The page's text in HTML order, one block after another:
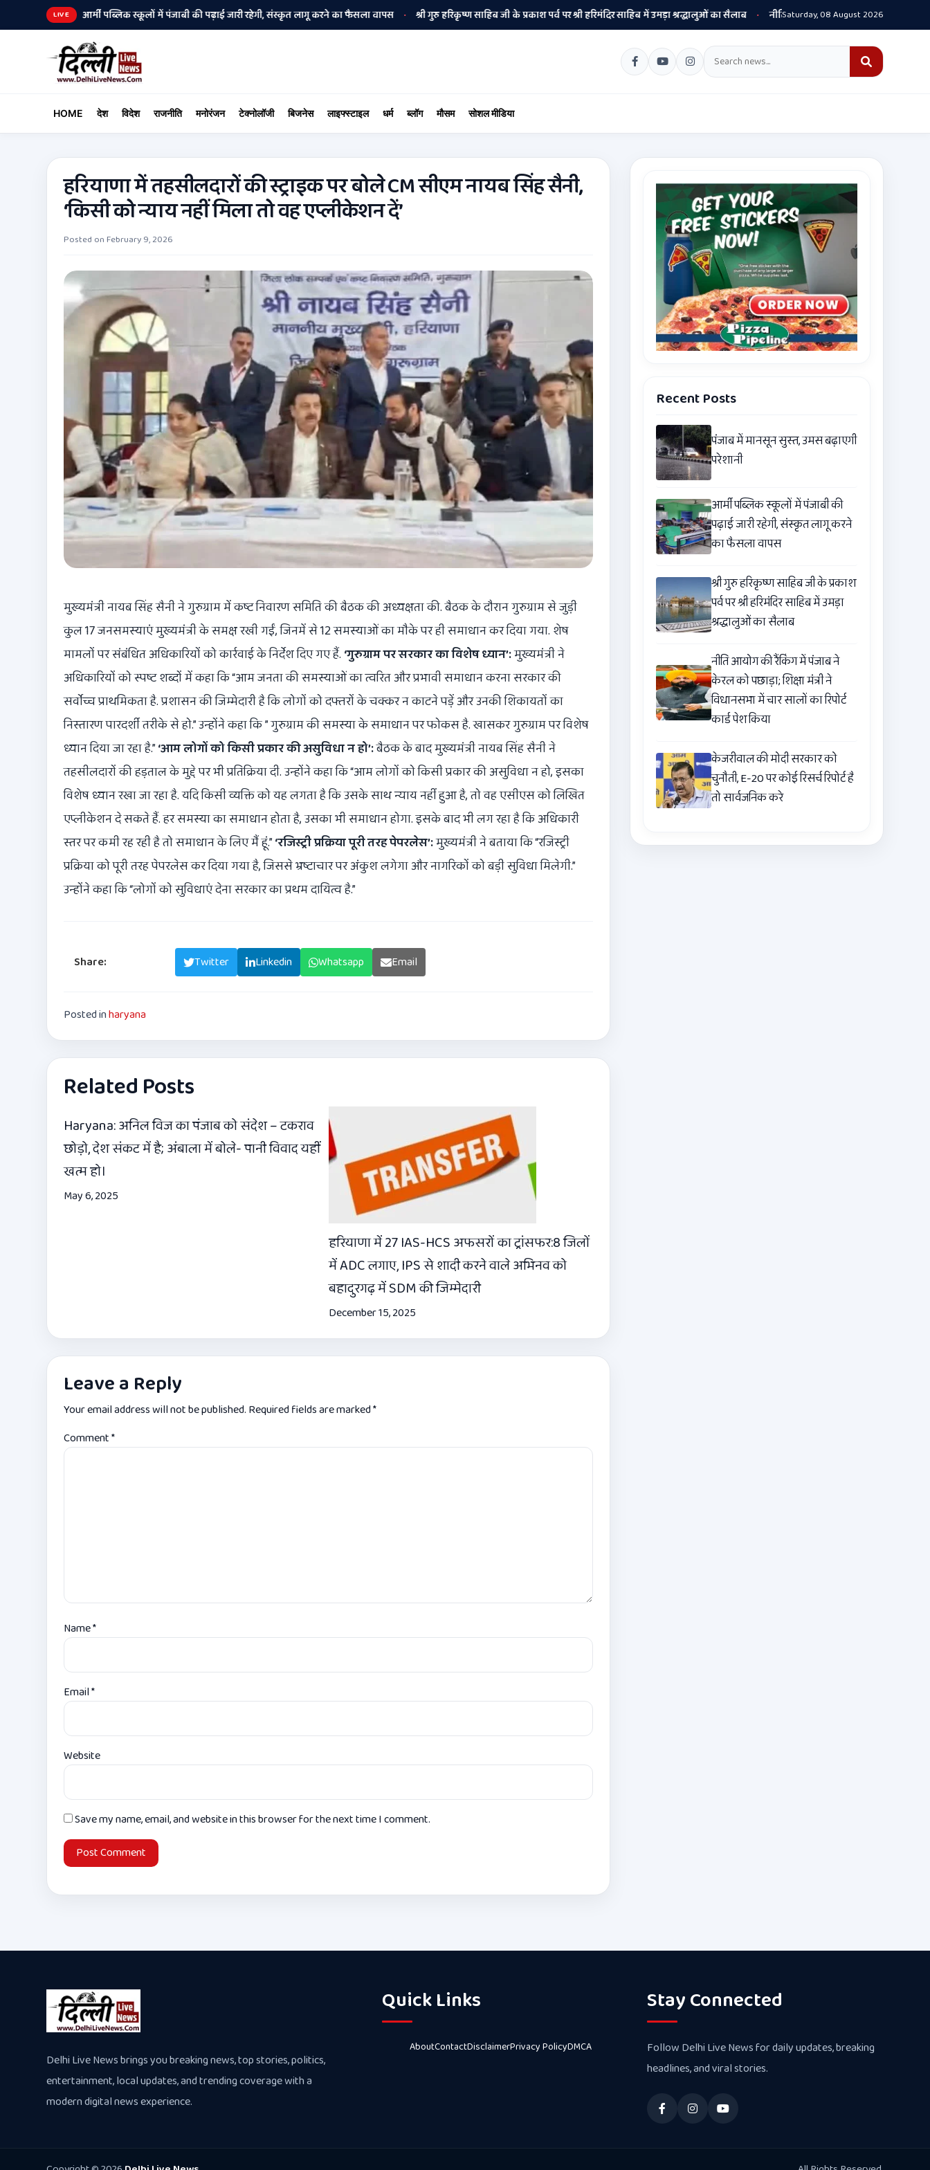
LIVE
आर्मी पब्लिक स्कूलों में पंजाबी की पढ़ाई जारी रहेगी, संस्कृत लागू करने का फैसला वापस • श्री गुरु हरिकृष्ण साहिब जी के प्रकाश पर्व पर श्री हरिमंदिर साहिब में उमड़ा श्रद्धालुओं का सैलाब • नीति आयोग की रैंकिंग में पंजाब ने केरल को पछाड़ा;
Saturday, 08 August 2026
HOME देश विदेश राजनीति मनोरंजन टेक्नोलॉजी बिजनेस लाइफ्स्टाइल धर्म ब्लॉग मौसम सोशल मीडिया
हरियाणा में तहसीलदारों की स्ट्राइक पर बोले CM सीएम नायब सिंह सैनी,
‘किसी को न्याय नहीं मिला तो वह एप्लीकेशन दें’
Posted onFebruary 9, 2026
मुख्यमंत्री नायब सिंह सैनी ने गुरुग्राम में कष्ट निवारण समिति की बैठक की अध्यक्षता की. बैठक के दौरान गुरुग्राम से जुड़ी
कुल 17 जनसमस्याएं मुख्यमंत्री के समक्ष रखी गईं, जिनमें से 12 समस्याओं का मौके पर ही समाधान कर दिया गया. शेष
मामलों पर संबंधित अधिकारियों को कार्रवाई के निर्देश दिए गए हैं. ‘गुरुग्राम पर सरकार का विशेष ध्यान’:मुख्यमंत्री ने
अधिकारियों को स्पष्ट शब्दों में कहा कि “आम जनता की समस्याओं का त्वरित और प्रभावी समाधान करना सरकार की
सर्वोच्च प्राथमिकता है. प्रशासन की जिम्मेदारी है कि लोगों को दफ्तरों के चक्कर न काटने पड़ें और उनकी शिकायतों का
निस्तारण पारदर्शी तरीके से हो.” उन्होंने कहा कि ” गुरुग्राम की समस्या के समाधान पर फोकस है. खासकर गुरुग्राम पर विशेष
ध्यान दिया जा रहा है.”‘आम लोगों को किसी प्रकार की असुविधा न हो’:बैठक के बाद मुख्यमंत्री नायब सिंह सैनी ने
तहसीलदारों की हड़ताल के मुद्दे पर भी प्रतिक्रिया दी. उन्होंने कहा कि “आम लोगों को किसी प्रकार की असुविधा न हो, इसका
विशेष ध्यान रखा जा रहा है. यदि किसी व्यक्ति को यह लगता है कि उसके साथ न्याय नहीं हुआ है, तो वह एसीएस को लिखित
एप्लीकेशन दे सकते हैं. हर समस्या का समाधान होता है, उसका भी समाधान होगा. इसके बाद भी लग रहा है कि अधिकारी
स्तर पर कमी रह रही है तो समाधान के लिए मैं हूं.”‘रजिस्ट्री प्रक्रिया पूरी तरह पेपरलेस’:मुख्यमंत्री ने बताया कि “रजिस्ट्री
प्रक्रिया को पूरी तरह पेपरलेस कर दिया गया है, जिससे भ्रष्टाचार पर अंकुश लगेगा और नागरिकों को बड़ी सुविधा मिलेगी.”
उन्होंने कहा कि “लोगों को सुविधाएं देना सरकार का प्रथम दायित्व है.”
Share: Twitter Linkedin Whatsapp Email
Posted inharyana
Related Posts
Haryana: अनिल विज का पंजाब को संदेश – टकराव
छोड़ो, देश संकट में है; अंबाला में बोले- पानी विवाद यहीं
खत्म हो।
May 6, 2025
हरियाणा में 27 IAS-HCS अफसरों का ट्रांसफर:8 जिलों
में ADC लगाए, IPS से शादी करने वाले अभिनव को
बहादुरगढ़ में SDM की जिम्मेदारी
December 15, 2025
Leave a Reply
Your email address will not be published. Required fields are marked*
Comment*
Name*
Email*
Website
Save my name, email, and website in this browser for the next time I comment.
Recent Posts
पंजाब में मानसून सुस्त, उमस बढ़ाएगी
परेशानी
आर्मी पब्लिक स्कूलों में पंजाबी की
पढ़ाई जारी रहेगी, संस्कृत लागू करने
का फैसला वापस
श्री गुरु हरिकृष्ण साहिब जी के प्रकाश
पर्व पर श्री हरिमंदिर साहिब में उमड़ा
श्रद्धालुओं का सैलाब
नीति आयोग की रैंकिंग में पंजाब ने
केरल को पछाड़ा; शिक्षा मंत्री ने
विधानसभा में चार सालों का रिपोर्ट
कार्ड पेश किया
केजरीवाल की मोदी सरकार को
चुनौती, E-20 पर कोई रिसर्च रिपोर्ट है
तो सार्वजनिक करे
Delhi Live News brings you breaking news, top stories, politics,
entertainment, local updates, and trending coverage with a
modern digital news experience.
Quick Links
AboutContactDisclaimerPrivacy PolicyDMCA
Stay Connected
Follow Delhi Live News for daily updates, breaking
headlines, and viral stories.